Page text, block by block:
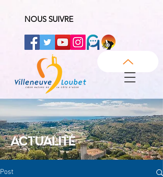
NOUS SUIVRE
ACTUALITÉ
Post